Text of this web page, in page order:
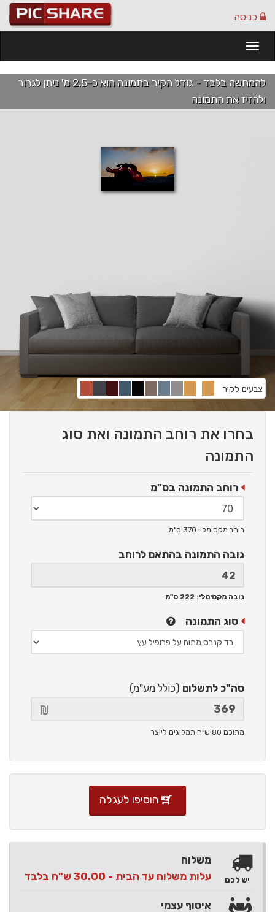
כניסה
להמחשה בלבד - גודל הקיר בתמונה הוא כ-2.5 מ' ניתן לגרור
ולהזיז את התמונה
צבעים לקיר
בחרו את רוחב התמונה ואת סוג
התמונה
רוחב התמונה בס"מ
רוחב מקסימלי: 370 ס"מ
גובה התמונה בהתאם לרוחב
גובה מקסימלי: 222 ס"מ
סוג התמונה
סה"כ לתשלום (כולל מע"מ)
מתוכם 80 ש"ח תמלוגים ליוצר
הוסיפו לעגלה
משלוח
עלות משלוח עד הבית - 30.00 ש"ח בלבד
איסוף עצמי
יש לכם